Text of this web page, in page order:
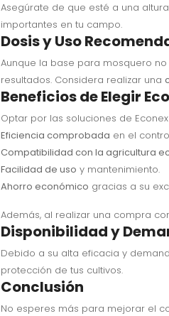
Asegúrate de que esté a una
importantes en tu campo.
Dosis y Uso
Aunque la base para mosquero
resultados. Considera realizar una
Beneficios de Elegir
Optar por las soluciones de
Eficiencia comprobada en el
Compatibilidad con la agricultura
Facilidad de uso y mantenimiento.
Ahorro económico gracias a su
Además, al realizar una compra
Disponibilidad y
Debido a su alta eficacia y
protección de tus cultivos.
Conclusión
No esperes más para mejorar el